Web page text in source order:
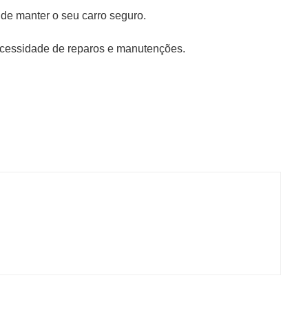
manter o seu carro seguro.
de reparos e manutenções.